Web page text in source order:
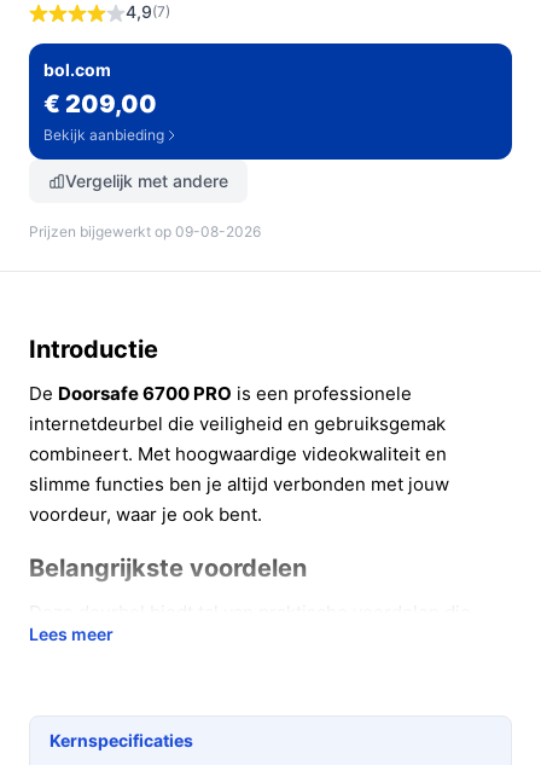
4,9(7)
bol.com
€ 209,00
Bekijk aanbieding
Vergelijk met andere
Prijzen bijgewerkt op 09-08-2026
Introductie
De Doorsafe 6700 PRO is een professionele
internetdeurbel die veiligheid en gebruiksgemak
combineert. Met hoogwaardige videokwaliteit en
slimme functies ben je altijd verbonden met jouw
voordeur, waar je ook bent.
Belangrijkste voordelen
jouw dagelijkse leven vergemakkelijken:
beelden dankzij de FHD 2MP camera, die elk detail
vastlegt, zodat je altijd weet wie er voor de deur
Lees meer
Kernspecificaties